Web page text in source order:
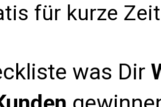
für kurze
was Dir